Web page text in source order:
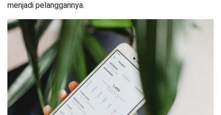
menjadi pelanggannya.